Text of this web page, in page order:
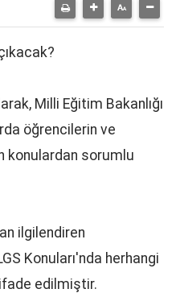
Milli Eğitim Bakanlığı
öğrencilerin ve
konulardan sorumlu
ilgilendiren
Konuları'nda herhangi
edilmiştir.